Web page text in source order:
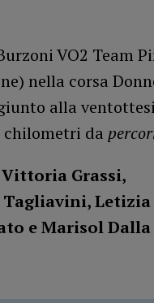
VO2 Team
nella corsa
alla
chilometri da
Grassi,
Letizia
e Marisol Dalla